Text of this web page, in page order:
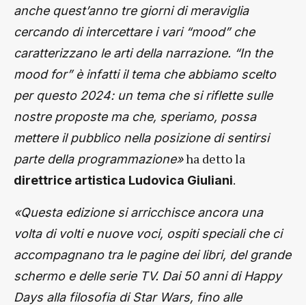
anche quest’anno tre giorni di meraviglia
cercando di intercettare i vari “mood” che
caratterizzano le arti della narrazione. “In the
mood for” è infatti il tema che abbiamo scelto
per questo 2024: un tema che si riflette sulle
nostre proposte ma che, speriamo, possa
mettere il pubblico nella posizione di sentirsi
parte della programmazione»ha detto la
direttrice artistica Ludovica Giuliani.
«Questa edizione si arricchisce ancora una
volta di volti e nuove voci, ospiti speciali che ci
accompagnano tra le pagine dei libri, del grande
schermo e delle serie TV. Dai 50 anni di Happy
Days alla filosofia di Star Wars, fino alle